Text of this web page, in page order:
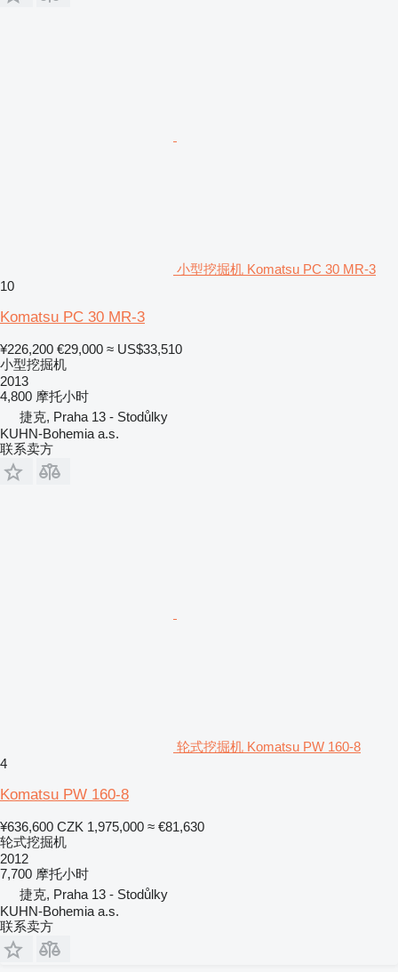
小型挖掘机 Komatsu PC 30 MR-3
10
Komatsu PC 30 MR-3
¥226,200 €29,000 ≈ US$33,510
小型挖掘机
2013
4,800 摩托小时
捷克, Praha 13 - Stodůlky
KUHN-Bohemia a.s.
联系卖方
轮式挖掘机 Komatsu PW 160-8
4
Komatsu PW 160-8
¥636,600 CZK 1,975,000 ≈ €81,630
轮式挖掘机
2012
7,700 摩托小时
捷克, Praha 13 - Stodůlky
KUHN-Bohemia a.s.
联系卖方